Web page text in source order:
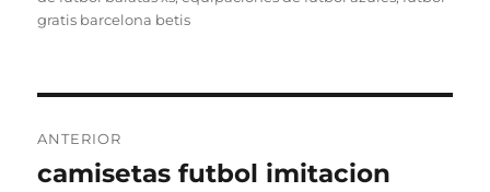
gratis barcelona betis
de
ANTERIOR
Entrada
camisetas futbol imitacion